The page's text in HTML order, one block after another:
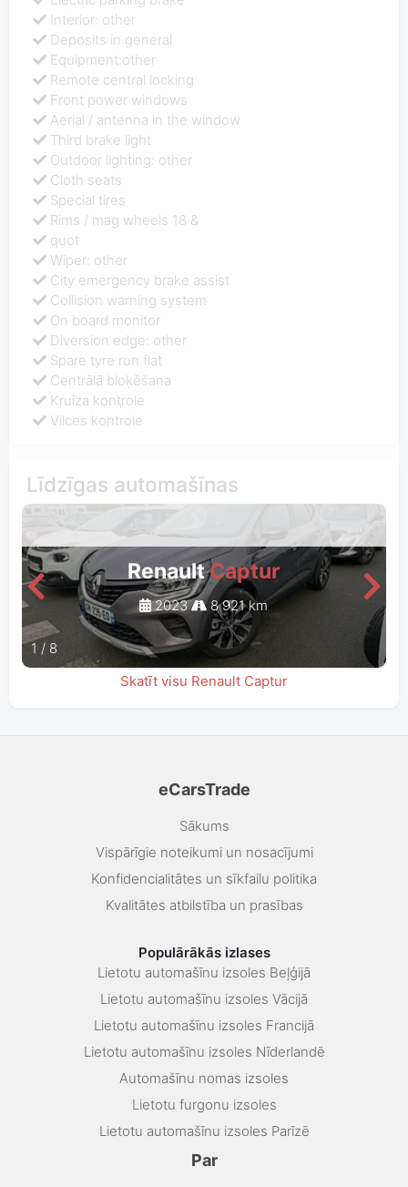
Interior: other
Deposits in general
Equipment:other
Remote central locking
Front power windows
Aerial / antenna in the window
Third brake light
Outdoor lighting: other
Cloth seats
Special tires
Rims / mag wheels 18 &
quot
Wiper: other
City emergency brake assist
Collision warning system
On board monitor
Diversion edge: other
Spare tyre run flat
Centrālā bloķēšana
Kruīza kontrole
Vilces kontrole
Līdzīgas automašīnas
RenaultCaptur
2023 8 921 km
1 / 8
Skatīt visu Renault Captur
eCarsTrade
Sākums
Vispārīgie noteikumi un nosacījumi
Konfidencialitātes un sīkfailu politika
Kvalitātes atbilstība un prasības
Populārākās izlases
Lietotu automašīnu izsoles Beļģijā
Lietotu automašīnu izsoles Vācijā
Lietotu automašīnu izsoles Francijā
Lietotu automašīnu izsoles Nīderlandē
Automašīnu nomas izsoles
Lietotu furgonu izsoles
Lietotu automašīnu izsoles Parīzē
Par